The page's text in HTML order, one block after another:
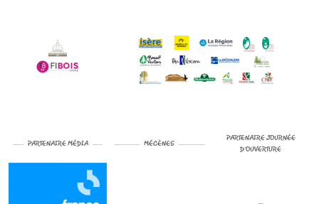
PARTENAIRE MÉDIA MÉCÈNES
PARTENAIRE JOURNÉE
D’OUVERTURE